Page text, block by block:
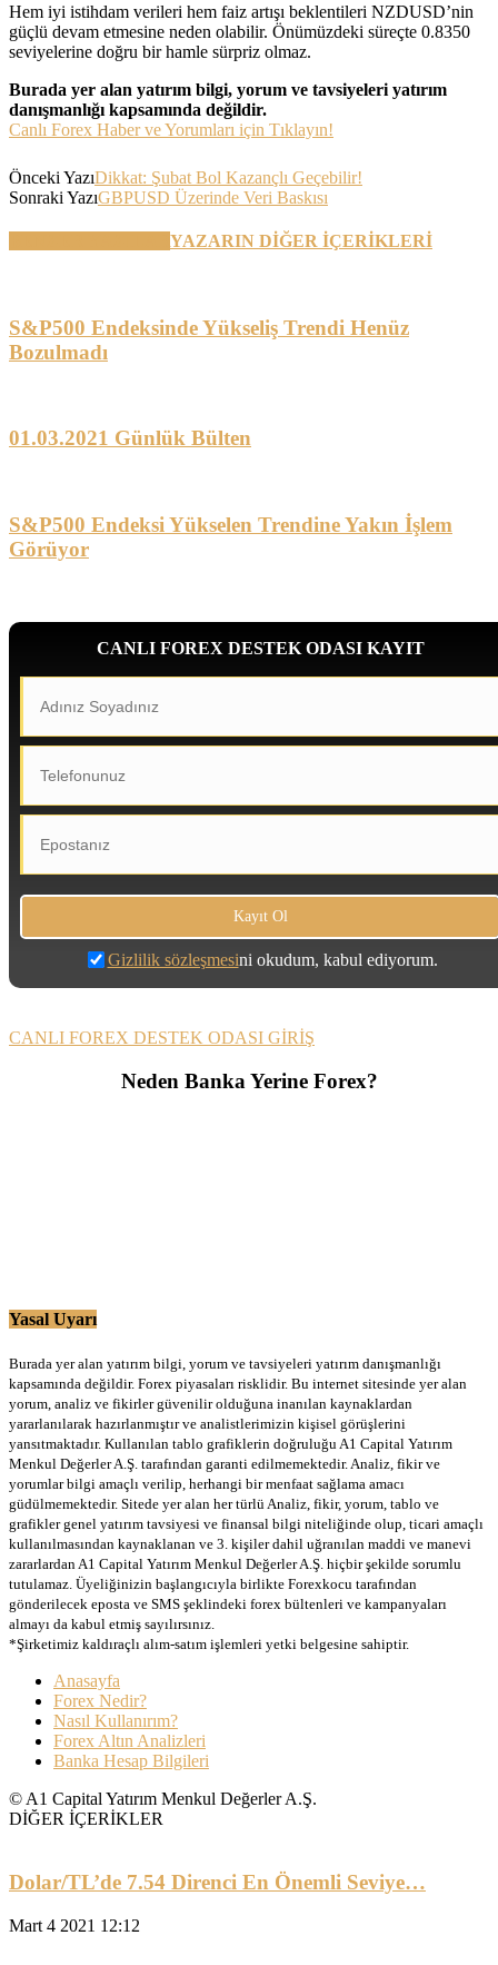
Hem iyi istihdam verileri hem faiz artışı beklentileri NZDUSD’nin
güçlü devam etmesine neden olabilir. Önümüzdeki süreçte 0.8350
seviyelerine doğru bir hamle sürpriz olmaz.
Burada yer alan yatırım bilgi, yorum ve tavsiyeleri yatırım
danışmanlığı kapsamında değildir.
Canlı Forex Haber ve Yorumları için Tıklayın!
Önceki YazıDikkat: Şubat Bol Kazançlı Geçebilir!
Sonraki YazıGBPUSD Üzerinde Veri Baskısı
YAZARIN DİĞER İÇERİKLERİ
S&P500 Endeksinde Yükseliş Trendi Henüz
Bozulmadı
01.03.2021 Günlük Bülten
S&P500 Endeksi Yükselen Trendine Yakın İşlem
Görüyor
CANLI FOREX DESTEK ODASI KAYIT
Gizlilik sözleşmesini okudum, kabul ediyorum.
CANLI FOREX DESTEK ODASI GİRİŞ
Neden Banka Yerine Forex?
Yasal Uyarı
Burada yer alan yatırım bilgi, yorum ve tavsiyeleri yatırım danışmanlığı
kapsamında değildir. Forex piyasaları risklidir. Bu internet sitesinde yer alan
yorum, analiz ve fikirler güvenilir olduğuna inanılan kaynaklardan
yararlanılarak hazırlanmıştır ve analistlerimizin kişisel görüşlerini
yansıtmaktadır. Kullanılan tablo grafiklerin doğruluğu A1 Capital Yatırım
Menkul Değerler A.Ş. tarafından garanti edilmemektedir. Analiz, fikir ve
yorumlar bilgi amaçlı verilip, herhangi bir menfaat sağlama amacı
güdülmemektedir. Sitede yer alan her türlü Analiz, fikir, yorum, tablo ve
grafikler genel yatırım tavsiyesi ve finansal bilgi niteliğinde olup, ticari amaçlı
kullanılmasından kaynaklanan ve 3. kişiler dahil uğranılan maddi ve manevi
zararlardan A1 Capital Yatırım Menkul Değerler A.Ş. hiçbir şekilde sorumlu
tutulamaz. Üyeliğinizin başlangıcıyla birlikte Forexkocu tarafından
gönderilecek eposta ve SMS şeklindeki forex bültenleri ve kampanyaları
almayı da kabul etmiş sayılırsınız.
*Şirketimiz kaldıraçlı alım-satım işlemleri yetki belgesine sahiptir.
Anasayfa
Forex Nedir?
Nasıl Kullanırım?
Forex Altın Analizleri
Banka Hesap Bilgileri
© A1 Capital Yatırım Menkul Değerler A.Ş.
DİĞER İÇERİKLER
Dolar/TL’de 7.54 Direnci En Önemli Seviye…
Mart 4 2021 12:12